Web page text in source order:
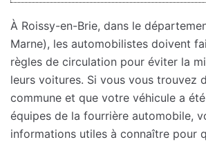
À Roissy-en-Brie, dans le
Marne), les automobilistes doivent
règles de circulation pour éviter la
leurs voitures. Si vous vous trouvez
commune et que votre véhicule a
équipes de la fourrière automobile,
informations utiles à connaître pour